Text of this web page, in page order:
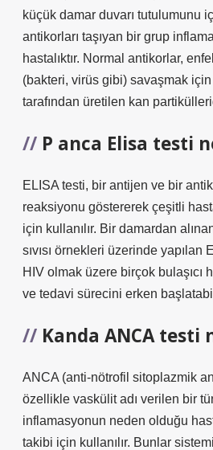
küçük damar duvarı tutulumunu
antikorları taşıyan bir grup
hastalıktır. Normal antikorlar,
(bakteri, virüs gibi) savaşmak için
tarafından üretilen kan
P anca Elisa testi
ELISA testi, bir antijen ve bir
reaksiyonu göstererek çeşitli
için kullanılır. Bir damardan
sıvısı örnekleri üzerinde yapılan
HIV olmak üzere birçok bulaşıcı
ve tedavi sürecini erken
Kanda ANCA testi
ANCA (anti-nötrofil sitoplazmik
özellikle vaskülit adı verilen bir
inflamasyonun neden olduğu
takibi için kullanılır. Bunlar